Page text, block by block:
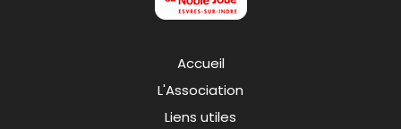
Accueil
L'Association
Liens utiles